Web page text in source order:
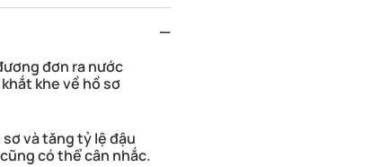
đơn ra nước
khe về hồ sơ
và tăng tỷ lệ đậu
có thể cân nhắc.